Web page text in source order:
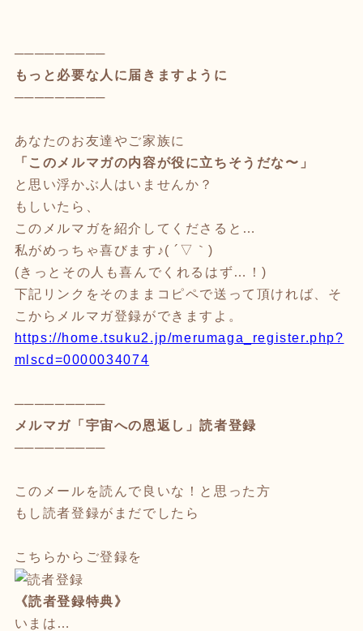
─────────
もっと必要な人に届きますように
─────────
あなたのお友達やご家族に
「このメルマガの内容が役に立ちそうだな〜」
と思い浮かぶ人はいませんか？
もしいたら、
このメルマガを紹介してくださると…
私がめっちゃ喜びます♪( ´▽｀)
(きっとその人も喜んでくれるはず…！)
下記リンクをそのままコピペで送って頂ければ、そ
こからメルマガ登録ができますよ。
https://home.tsuku2.jp/merumaga_register.php?
mlscd=0000034074
─────────
メルマガ「宇宙への恩返し」読者登録
─────────
このメールを読んで良いな！と思った方
もし読者登録がまだでしたら
こちらからご登録を
《読者登録特典》
いまは…